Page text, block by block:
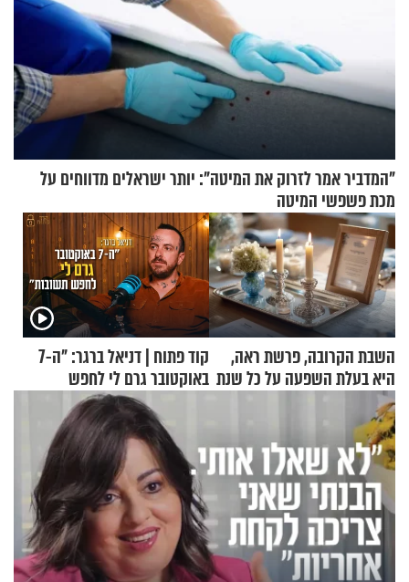
"המדביר אמר לזרוק את המיטה": יותר ישראלים מדווחים על
מכת פשפשי המיטה
השבת הקרובה, פרשת ראה,
היא בעלת השפעה על כל שנת
תשפ"ז
קוד פתוח | דניאל ברגר: "ה-7
באוקטובר גרם לי לחפש